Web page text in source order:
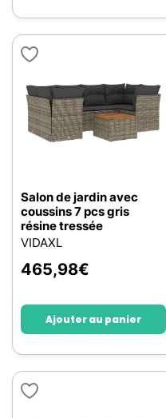
Salon de jardin avec
coussins 7 pcs gris
résine tressée
VIDAXL
465,98€
Ajouter au panier